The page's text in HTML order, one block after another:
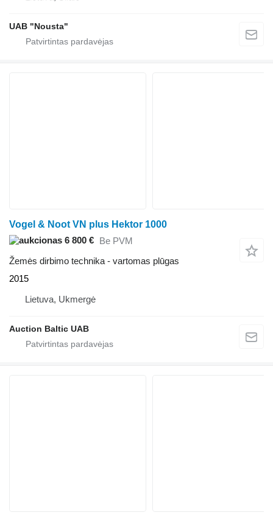
UAB "Nousta"
Vogel & Noot VN plus Hektor 1000
6 800 € Be PVM
Žemės dirbimo technika - vartomas plūgas
2015
Lietuva, Ukmergė
Auction Baltic UAB